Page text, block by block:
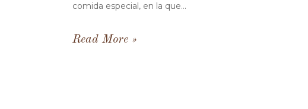
comida especial, en la que...
Read More